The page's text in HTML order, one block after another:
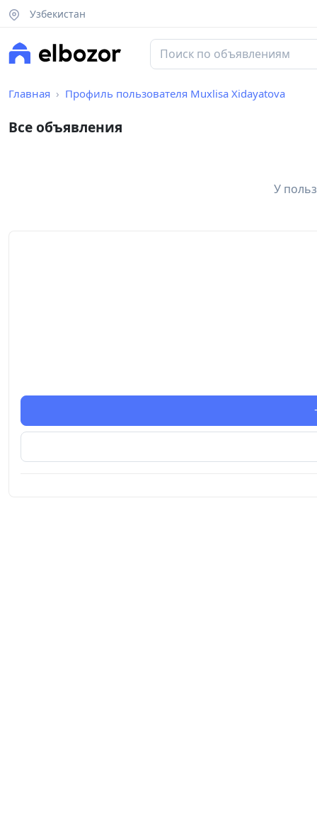
Узбекистан
Главная Профиль пользователя Muxlisa Xidayatova
Все объявления
У